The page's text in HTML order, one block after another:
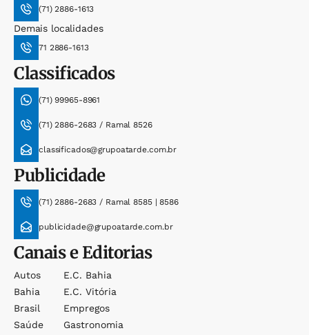
(71) 2886-1613
Demais localidades
71 2886-1613
Classificados
(71) 99965-8961
(71) 2886-2683 / Ramal 8526
classificados@grupoatarde.com.br
Publicidade
(71) 2886-2683 / Ramal 8585 | 8586
publicidade@grupoatarde.com.br
Canais e Editorias
Autos
Bahia
Brasil
Saúde
E.c. Bahia
E.c. Vitória
Empregos
Gastronomia